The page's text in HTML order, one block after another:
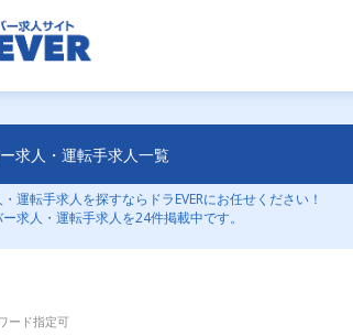
求人・運転手求人一覧
運転手求人を探すならドラEVERにお任せください！
求人・運転手求人を24件掲載中です。
ード指定可